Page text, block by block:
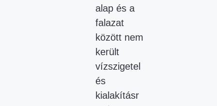
alap és a
falazat
között nem
került
vízszigetel
és
kialakításr